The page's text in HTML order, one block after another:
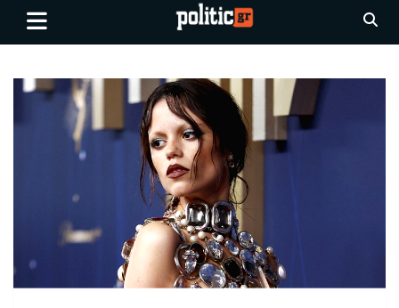
Skip
Ειδήσεις απο τη
Θεσσαλονίκη, την Ελλάδα και
όλο τον Κόσμο
politic.gr